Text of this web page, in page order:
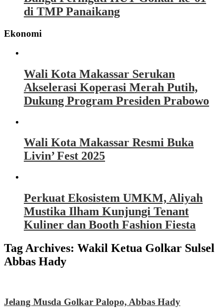
di TMP Panaikang
Ekonomi
Wali Kota Makassar Serukan
Akselerasi Koperasi Merah Putih,
Dukung Program Presiden Prabowo
Wali Kota Makassar Resmi Buka
Livin’ Fest 2025
Perkuat Ekosistem UMKM, Aliyah
Mustika Ilham Kunjungi Tenant
Kuliner dan Booth Fashion Fiesta
Tag Archives: Wakil Ketua Golkar Sulsel
Abbas Hady
Jelang Musda Golkar Palopo, Abbas Hady